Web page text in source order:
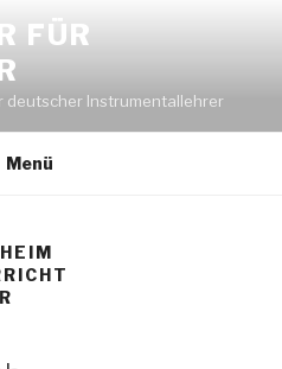
FÜR
deutscher Instrumentallehrer
Menü